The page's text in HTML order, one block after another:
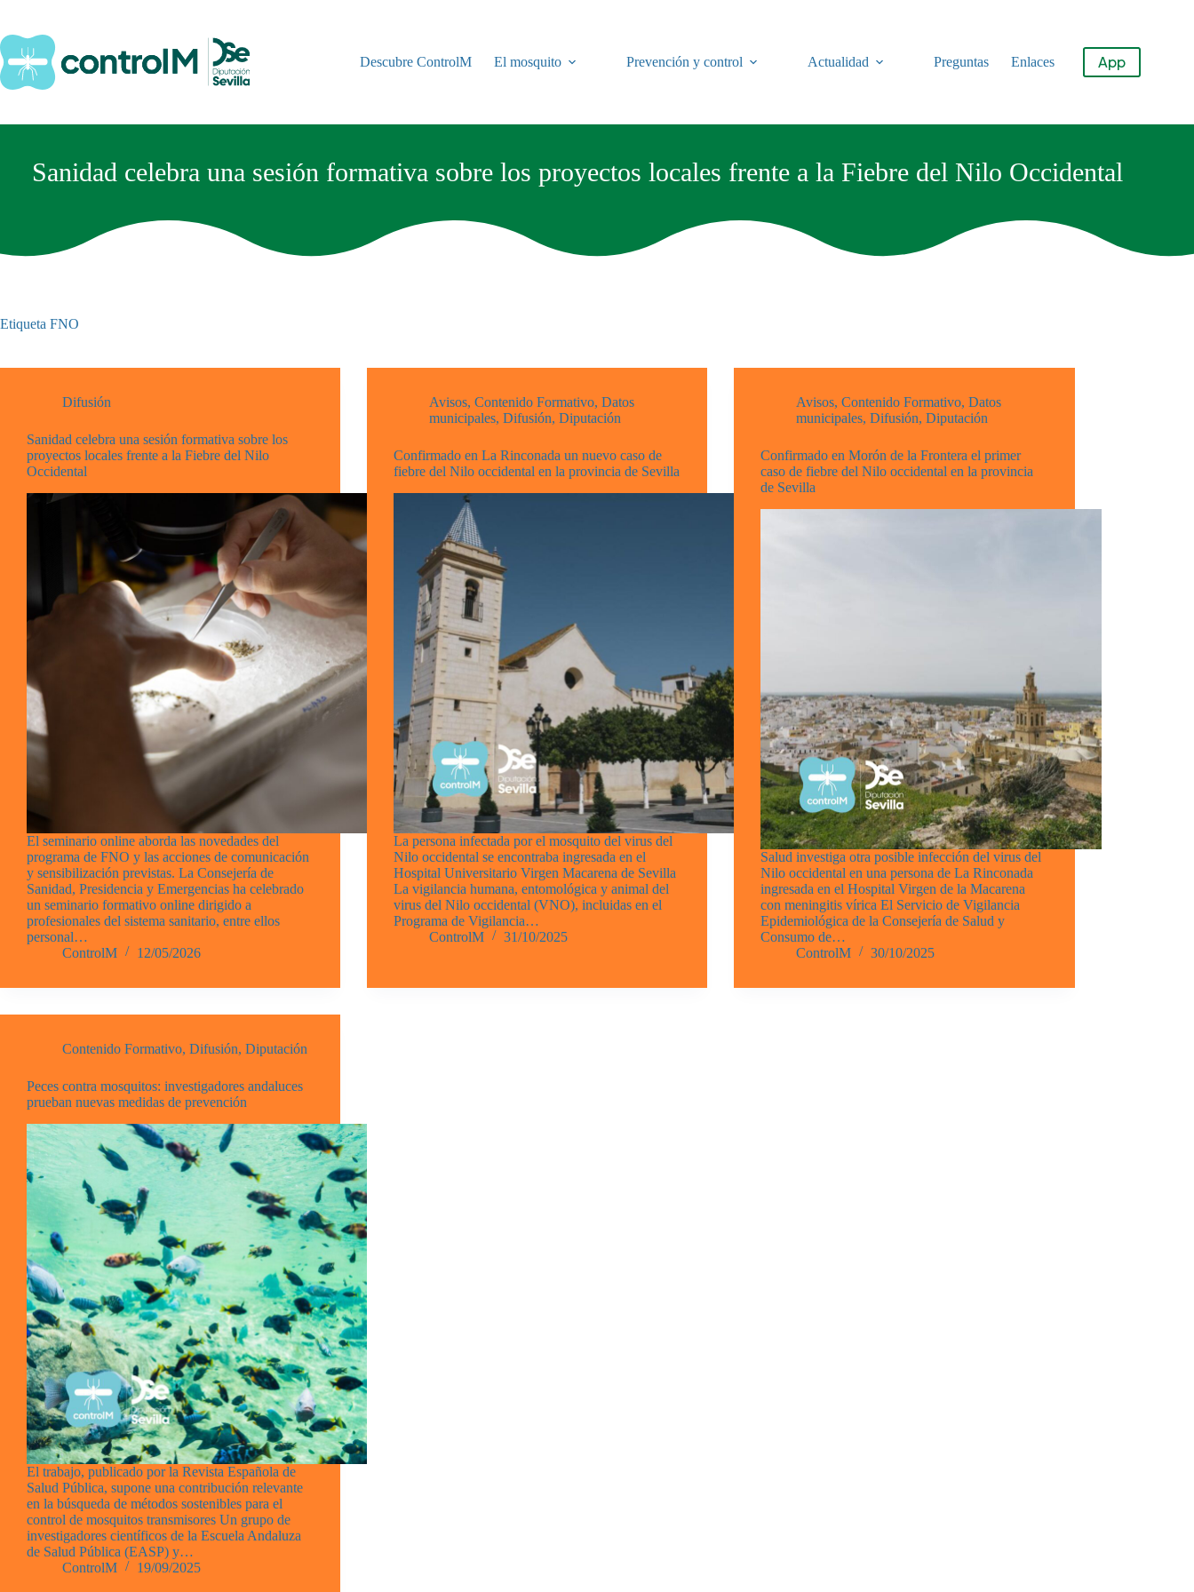
contenido
Descubre ControlM
El mosquito Prevención y control Actualidad Preguntas Enlaces App
Sanidad celebra una sesión formativa sobre los proyectos locales frente a la Fiebre del Nilo Occidental
Etiqueta FNO
Difusión
Sanidad celebra una sesión formativa sobre los
proyectos locales frente a la Fiebre del Nilo
Occidental
El seminario online aborda las novedades del
programa de FNO y las acciones de comunicación
y sensibilización previstas. La Consejería de
Sanidad, Presidencia y Emergencias ha celebrado
un seminario formativo online dirigido a
profesionales del sistema sanitario, entre ellos
personal…
ControlM
12/05/2026
Avisos,Contenido Formativo,Datos
municipales,Difusión,Diputación
Confirmado en La Rinconada un nuevo caso de
fiebre del Nilo occidental en la provincia de Sevilla
La persona infectada por el mosquito del virus del
Nilo occidental se encontraba ingresada en el
Hospital Universitario Virgen Macarena de Sevilla
La vigilancia humana, entomológica y animal del
virus del Nilo occidental (VNO), incluidas en el
Programa de Vigilancia…
ControlM
31/10/2025
Avisos,Contenido Formativo,Datos
municipales,Difusión,Diputación
Confirmado en Morón de la Frontera el primer
caso de fiebre del Nilo occidental en la provincia
de Sevilla
Salud investiga otra posible infección del virus del
Nilo occidental en una persona de La Rinconada
ingresada en el Hospital Virgen de la Macarena
con meningitis vírica El Servicio de Vigilancia
Epidemiológica de la Consejería de Salud y
Consumo de…
ControlM
30/10/2025
Contenido Formativo, Difusión, Diputación
Peces contra mosquitos: investigadores andaluces
prueban nuevas medidas de prevención
El trabajo, publicado por la Revista Española de
Salud Pública, supone una contribución relevante
en la búsqueda de métodos sostenibles para el
control de mosquitos transmisores Un grupo de
investigadores científicos de la Escuela Andaluza
de Salud Pública (EASP) y…
ControlM
19/09/2025